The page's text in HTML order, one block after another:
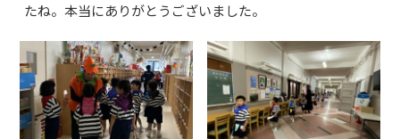
たね。本当にありがとうございました。